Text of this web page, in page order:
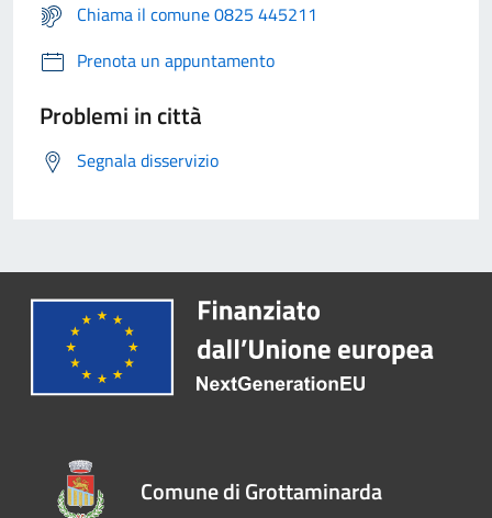
Chiama il comune 0825 445211
Prenota un appuntamento
Problemi in città
Segnala disservizio
Comune di Grottaminarda